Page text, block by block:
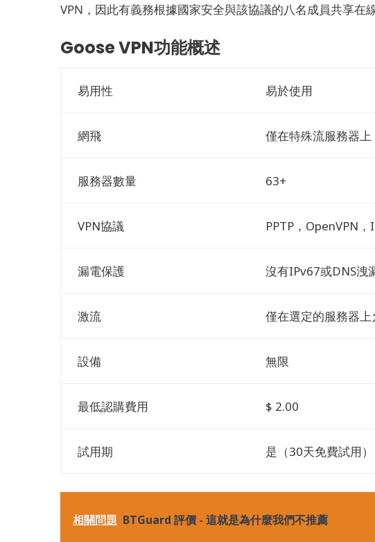
VPN，因此有義務根據國家安全與該協議的八名成員共享在
Goose VPN功能概述
易用性 易於使用
網飛 僅在特殊流服務器上
服務器數量 63+
VPN協議 PPTP，OpenVPN
漏電保護 沒有IPv67或DNS洩
激流 僅在選定的服務器上
設備 無限
最低認購費用 $ 2.00
試用期 是（30天免費試用）
相關問題 BTGuard 評價 - 這就是為什麼我們不推薦